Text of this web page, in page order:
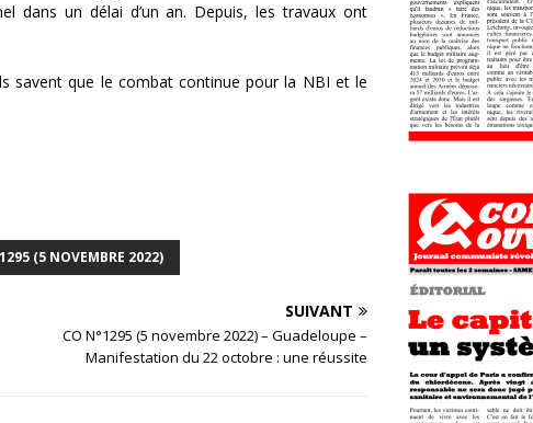
dans un délai d’un an. Depuis, les travaux ont
savent que le combat continue pour la NBI et le
(5 NOVEMBRE 2022)
SUIVANT
CO N°1295 (5 novembre 2022) – Guadeloupe –
Manifestation du 22 octobre : une réussite